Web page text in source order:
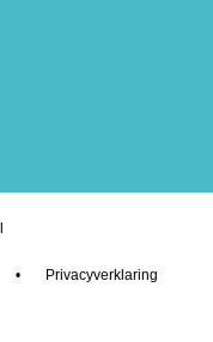
• Privacyverklaring